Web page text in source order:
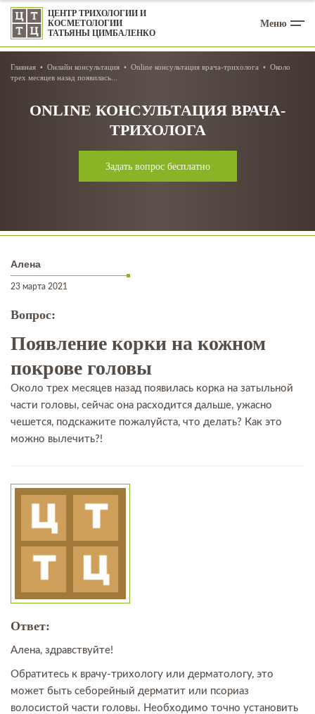
ЦЕНТР ТРИХОЛОГИИ И
КОСМЕТОЛОГИИ
ТАТЬЯНЫ ЦИМБАЛЕНКО
Меню
Главная Онлайн консультация Online консультация врача-трихолога
Около
трех месяцев назад появилась...
ONLINE КОНСУЛЬТАЦИЯ ВРАЧА-
ТРИХОЛОГА
Задать вопрос бесплатно
Алена
23 марта 2021
Вопрос:
Появление корки на кожном
покрове головы
Около трех месяцев назад появилась корка на затыльной
части головы, сейчас она расходится дальше, ужасно
чешется, подскажите пожалуйста, что делать? Как это
можно вылечить?!
Ответ:
Алена, здравствуйте!
Обратитесь к врачу-трихологу или дерматологу, это
может быть себорейный дерматит или псориаз
волосистой части головы. Необходимо точно установить